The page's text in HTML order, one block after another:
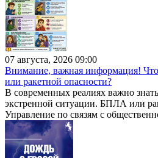
07 августа, 2026 09:00
Внимание, важная информация!
или ракетной опасности?
В современных реалиях важно
экстренной ситуации. БПЛА или
Управление по связям с